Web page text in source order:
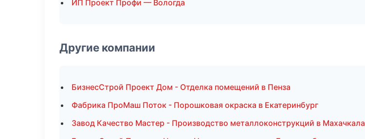
ИП Проект Профи — Вологда
Другие компании
БизнесСтрой Проект Дом - Отделка помещений в Пенза
Фабрика ПроМаш Поток - Порошковая окраска в Екатеринбург
Завод Качество Мастер - Производство металлоконструкций в Махачкала